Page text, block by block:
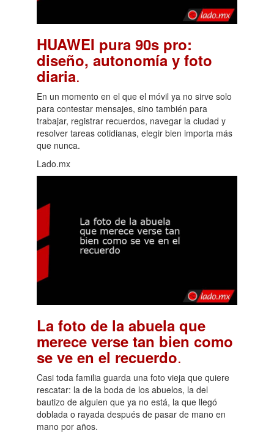
HUAWEI pura 90s pro:
diseño, autonomía y foto
diaria.
En un momento en el que el móvil ya no sirve solo
para contestar mensajes, sino también para
trabajar, registrar recuerdos, navegar la ciudad y
resolver tareas cotidianas, elegir bien importa más
que nunca.
Lado.mx
La foto de la abuela que
merece verse tan bien como
se ve en el recuerdo.
Casi toda familia guarda una foto vieja que quiere
rescatar: la de la boda de los abuelos, la del
bautizo de alguien que ya no está, la que llegó
doblada o rayada después de pasar de mano en
mano por años.